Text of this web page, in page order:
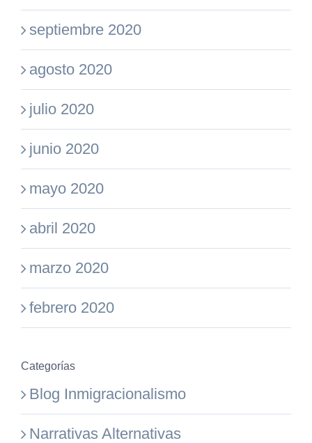
septiembre 2020
agosto 2020
julio 2020
junio 2020
mayo 2020
abril 2020
marzo 2020
febrero 2020
Categorías
Blog Inmigracionalismo
Narrativas Alternativas